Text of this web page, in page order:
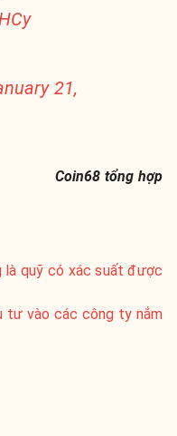
21,
Coin68 tổng hợp
là quỹ có xác suất được
tư vào các công ty nắm